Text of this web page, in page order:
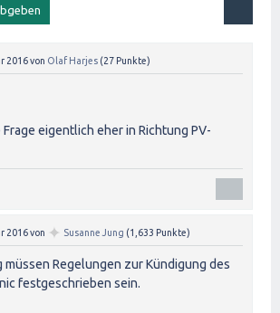
2016von Olaf Harjes (27 Punkte)
eigentlich eher in Richtung PV-
2016von ✦ Susanne Jung (1,633 Punkte)
müssen Regelungen zur Kündigung des
festgeschrieben sein.